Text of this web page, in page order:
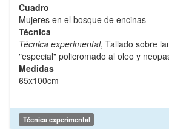
Cuadro
Mujeres en el bosque de encinas
Técnica
Técnica experimental, Tallado sobre
"especial" policromado al oleo y
Medidas
65x100cm
Técnica experimental